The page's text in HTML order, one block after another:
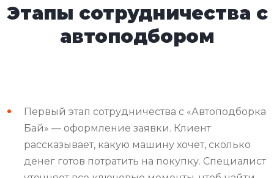
Этапы сотрудничества с
автоподбором
Первый этап сотрудничества с «Автоподборка
Бай» — оформление заявки. Клиент
рассказывает, какую машину хочет, сколько
денег готов потратить на покупку. Специалист